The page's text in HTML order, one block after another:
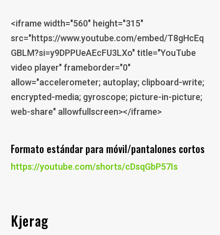
<iframe width="560" height="315"
src="https://www.youtube.com/embed/T8gHcEq
GBLM?si=y9DPPUeAEcFU3LXo" title="YouTube
video player" frameborder="0"
allow="accelerometer; autoplay; clipboard-write;
encrypted-media; gyroscope; picture-in-picture;
web-share" allowfullscreen></iframe>
Formato estándar para móvil/pantalones cortos
https://youtube.com/shorts/cDsqGbP57Is
Kjerag